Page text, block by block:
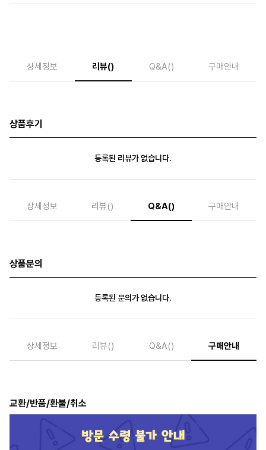
상세정보 리뷰() Q&A() 구매안내
상품후기
등록된 리뷰가 없습니다.
상세정보 리뷰() Q&A() 구매안내
상품문의
등록된 문의가 없습니다.
상세정보 리뷰() Q&A() 구매안내
교환/반품/환불/취소